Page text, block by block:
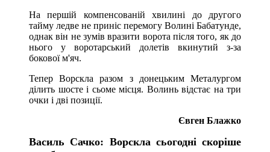
На першій компенсованій хвилині до другого
тайму ледве не приніс перемогу Волині Бабатунде,
однак він не зумів вразити ворота після того, як до
нього у воротарський долетів вкинутий з-за
бокової м'яч.
Тепер Ворскла разом з донецьким Металургом
ділить шосте і сьоме місця. Волинь відстає на три
очки і дві позиції.
Євген Блажко
Василь Сачко: Ворскла сьогодні скоріше